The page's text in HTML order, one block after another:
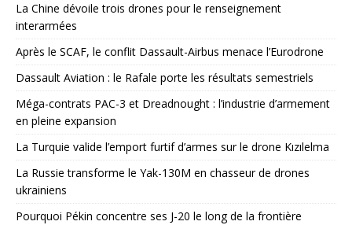
La Chine dévoile trois drones pour le renseignement
interarmées
Après le SCAF, le conflit Dassault-Airbus menace l’Eurodrone
Dassault Aviation : le Rafale porte les résultats semestriels
Méga-contrats PAC-3 et Dreadnought : l’industrie d’armement
en pleine expansion
La Turquie valide l’emport furtif d’armes sur le drone Kızılelma
La Russie transforme le Yak-130M en chasseur de drones
ukrainiens
Pourquoi Pékin concentre ses J-20 le long de la frontière